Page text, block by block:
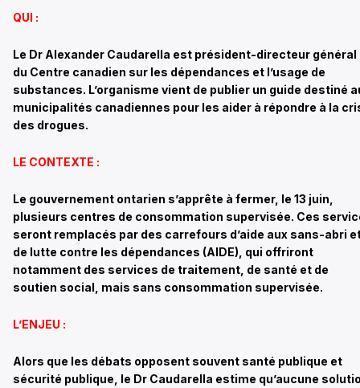
QUI :
Le Dr Alexander Caudarella est président-directeur général
du Centre canadien sur les dépendances et l’usage de
substances. L’organisme vient de publier un guide destiné
municipalités canadiennes pour les aider à répondre à la
des drogues.
LE CONTEXTE :
Le gouvernement ontarien s’apprête à fermer, le 13 juin,
plusieurs centres de consommation supervisée. Ces
seront remplacés par des carrefours d’aide aux sans-abri
de lutte contre les dépendances (AIDE), qui offriront
notamment des services de traitement, de santé et de
soutien social, mais sans consommation supervisée.
L’ENJEU :
Alors que les débats opposent souvent santé publique et
sécurité publique, le Dr Caudarella estime qu’aucune